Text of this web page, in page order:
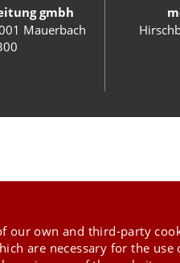
gmbh
Mauerbach
our own and third-party
are necessary for the